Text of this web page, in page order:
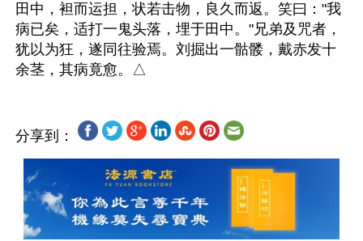
田中，袒而运担，状若击物，良久而返。笑曰："我
病已矣，适打一鬼头落，埋于田中。"兄弟及咒者，
犹以为狂，遂同往验焉。刘掘出一骷髅，戴赤发十
分享到：